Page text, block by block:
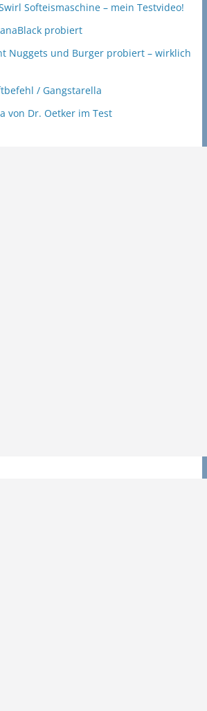
Softeismaschine – mein Testvideo!
probiert
Nuggets und Burger probiert – wirklich
/ Gangstarella
von Dr. Oetker im Test